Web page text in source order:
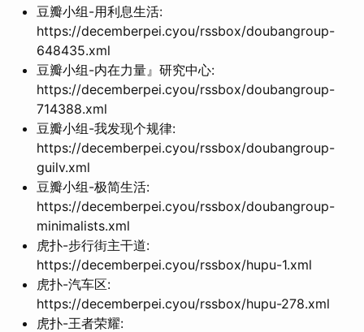
豆瓣小组-用利息生活:
https://decemberpei.cyou/rssbox/doubangroup-
648435.xml
豆瓣小组-内在力量』研究中心:
https://decemberpei.cyou/rssbox/doubangroup-
714388.xml
豆瓣小组-我发现个规律:
https://decemberpei.cyou/rssbox/doubangroup-
guilv.xml
豆瓣小组-极简生活:
https://decemberpei.cyou/rssbox/doubangroup-
minimalists.xml
虎扑-步行街主干道:
https://decemberpei.cyou/rssbox/hupu-1.xml
虎扑-汽车区:
https://decemberpei.cyou/rssbox/hupu-278.xml
虎扑-王者荣耀: